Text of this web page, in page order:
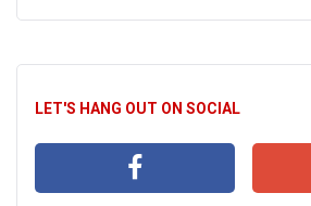
LET'S HANG OUT ON SOCIAL